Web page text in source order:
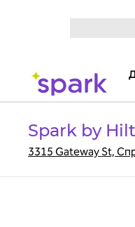
Spark by
3315 Gateway St,